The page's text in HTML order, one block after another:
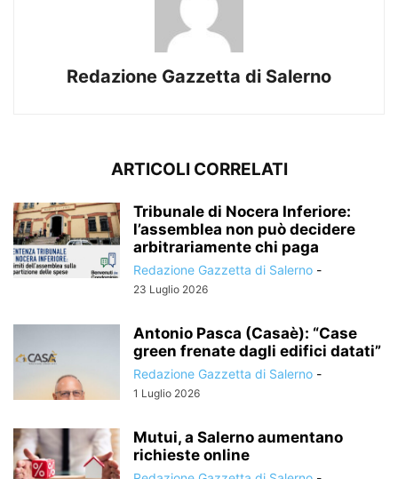
Redazione Gazzetta di Salerno
ARTICOLI CORRELATI
Tribunale di Nocera Inferiore:
l’assemblea non può decidere
arbitrariamente chi paga
Redazione Gazzetta di Salerno -
23 Luglio 2026
Antonio Pasca (Casaè): “Case
green frenate dagli edifici datati”
Redazione Gazzetta di Salerno -
1 Luglio 2026
Mutui, a Salerno aumentano
richieste online